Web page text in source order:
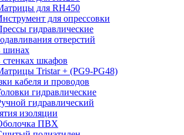
для RH450
для опрессовки
гидравлические
отверстий
шинах
стенках шкафов
Tristar + (PG9-PG48)
кабеля и проводов
гидравлические
гидравлический
изоляции
ПВХ